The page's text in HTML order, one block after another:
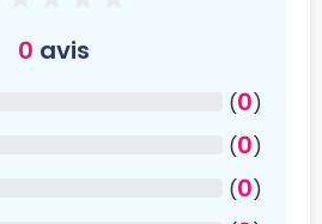
0 avis
(0)
(0)
(0)